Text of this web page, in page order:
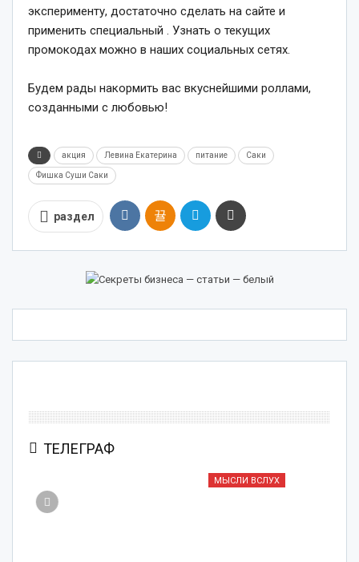
эксперименту, достаточно сделать на сайте и
применить специальный . Узнать о текущих
промокодах можно в наших социальных сетях.
Будем рады накормить вас вкуснейшими роллами,
созданными с любовью!
акция Левина Екатерина питание Саки
Фишка Суши Саки
раздел
ТЕЛЕГРАФ